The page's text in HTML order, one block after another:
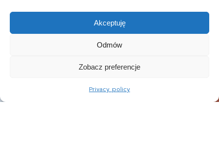
Akceptuję
Odmów
Zobacz preferencje
Privacy policy